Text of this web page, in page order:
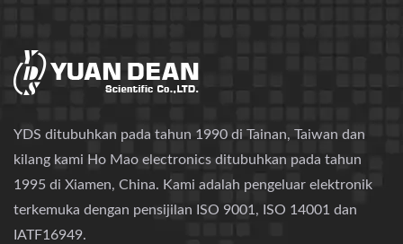
YDS ditubuhkan pada tahun 1990 di Tainan, Taiwan dan
kilang kami Ho Mao electronics ditubuhkan pada tahun
1995 di Xiamen, China. Kami adalah pengeluar elektronik
terkemuka dengan pensijilan ISO 9001, ISO 14001 dan
IATF16949.